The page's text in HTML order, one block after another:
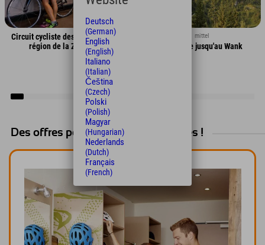
Circuit cycliste des 4 lacs dans la
région de la Zugspitze
mittel
Randonnée jusqu'au Wank
Des offres pour vos vacances actives !
Deutsch
(German)
English
(English)
Italiano
(Italian)
Čeština
(Czech)
Polski
(Polish)
Magyar
(Hungarian)
Nederlands
(Dutch)
Français
(French)